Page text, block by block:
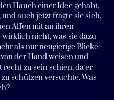
Hauch einer Idee gehabt,
auch jetzt fragte sie sich,
Affen mit an ihren
nicht, was sie dazu
als nur neugierige Blicke
der Hand weisen und
zu sein schien, da er
schützen versuchte. Was